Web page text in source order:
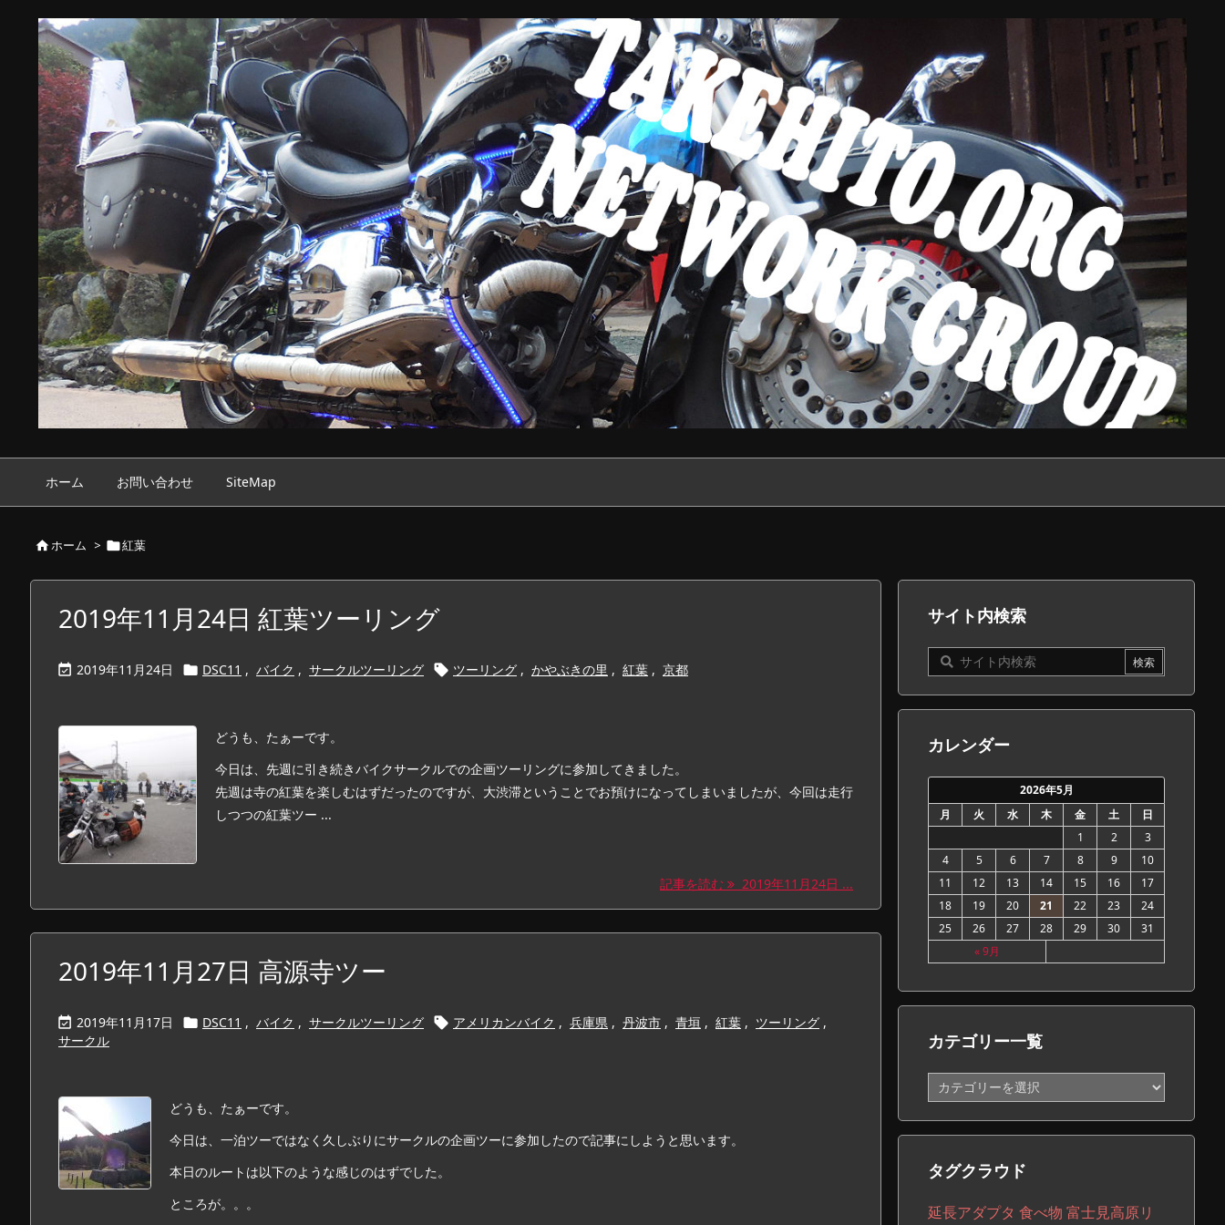
ホーム お問い合わせ SiteMap
ホーム > 紅葉
2019年11月24日 紅葉ツーリング
 2019年11月24日  DSC11 , バイク , サークルツーリング  ツーリング , かやぶきの里 , 紅葉 , 京都
どうも、たぁーです。
今日は、先週に引き続きバイクサークルでの企画ツーリングに参加してきました。
先週は寺の紅葉を楽しむはずだったのですが、大渋滞ということでお預けになってしまいましたが、今回は走行
しつつの紅葉ツー ...
記事を読む 2019年11月24日 ...
2019年11月27日 高源寺ツー
 2019年11月17日  DSC11 , バイク , サークルツーリング  アメリカンバイク , 兵庫県 , 丹波市 , 青垣 , 紅葉 , ツーリング ,
サークル
どうも、たぁーです。
今日は、一泊ツーではなく久しぶりにサークルの企画ツーに参加したので記事にしようと思います。
本日のルートは以下のような感じのはずでした。
ところが。。。
サイト内検索
カレンダー
2026年5月
月
火 水 木 金 土
日
1
2
3
4
5 6 7 8 9
10
11
12 13 14 15 16
17
18
19 20 21 22 23
24
25
26 27 28 29 30
31
« 9月
カテゴリー一覧
カ
テ
ゴ
リ
一
タグクラウド
延長アダプタ 食べ物 富士見高原リ